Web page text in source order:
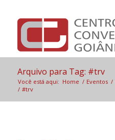
Arquivo para Tag: #trv
Você está aqui: Home / Eventos /
/ #trv